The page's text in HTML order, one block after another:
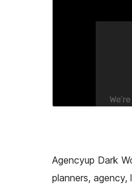
Agencyup Dark
planners,